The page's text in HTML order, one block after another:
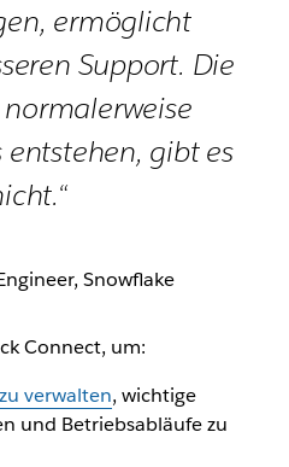
ermöglicht
Support. Die
entstehen, gibt es
Snowflake
Connect, um:
verwalten, wichtige
und Betriebsabläufe zu